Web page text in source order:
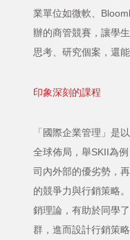
業單位如微軟、
辦的商管競賽，讓學
思考、研究個案，還
印象深刻的課程
「國際企業管理」是
全球佈局，舉SKII為
司內外部的優劣勢，
的競爭力與行銷策略
銷理論，有助於同學
群，進而設計行銷策